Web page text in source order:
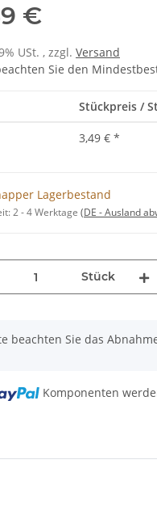
€
USt. , zzgl. Versand
Sie den
Stückpreis /
3,49 € *
Lagerbestand
2 - 4 Werktage (DE - Ausland
Stück
beachten Sie das
Komponenten